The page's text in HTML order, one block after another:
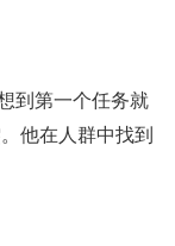
到第一个任务就
他在人群中找到